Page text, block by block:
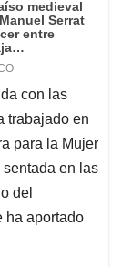
con las
trabajado en
para la Mujer
en las
del
ha aportado